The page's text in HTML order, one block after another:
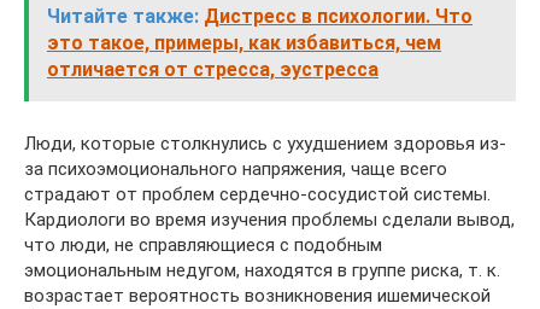
Читайте также: Дистресс в психологии. Что
это такое, примеры, как избавиться, чем
отличается от стресса, эустресса
Люди, которые столкнулись с ухудшением здоровья из-
за психоэмоционального напряжения, чаще всего
страдают от проблем сердечно-сосудистой системы.
Кардиологи во время изучения проблемы сделали вывод,
что люди, не справляющиеся с подобным
эмоциональным недугом, находятся в группе риска, т. к.
возрастает вероятность возникновения ишемической